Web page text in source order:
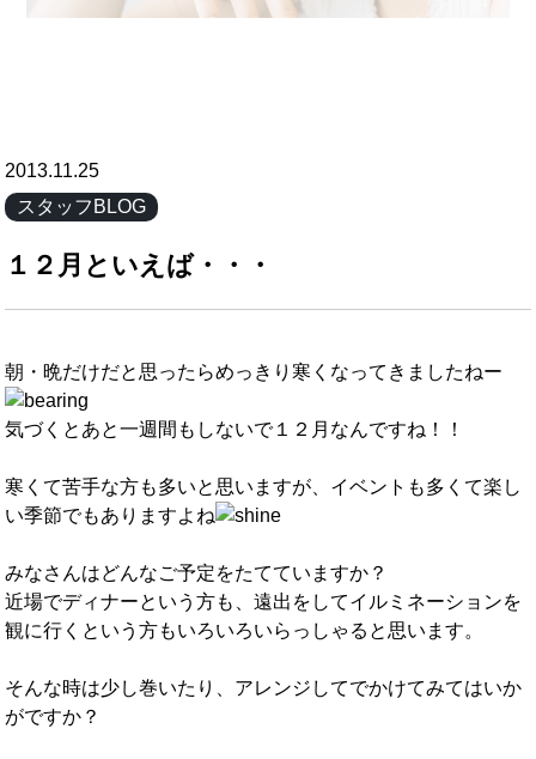
2013.11.25
スタッフBLOG
１２月といえば・・・
朝・晩だけだと思ったらめっきり寒くなってきましたねー
気づくとあと一週間もしないで１２月なんですね！！
寒くて苦手な方も多いと思いますが、イベントも多くて楽し
い季節でもありますよね
みなさんはどんなご予定をたてていますか？
近場でディナーという方も、遠出をしてイルミネーションを
観に行くという方もいろいろいらっしゃると思います。
そんな時は少し巻いたり、アレンジしてでかけてみてはいか
がですか？